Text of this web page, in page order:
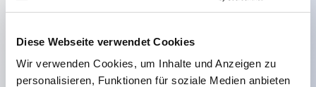
Diese Webseite verwendet Cookies
Wir verwenden Cookies, um Inhalte und Anzeigen zu
personalisieren, Funktionen für soziale Medien anbieten
Kontakt-Konfiguration (Gewährleistung der
Isolierung zwischen den 2 Kontakten).
59,9 mm (※ 22-stufiger Kontaktblock).